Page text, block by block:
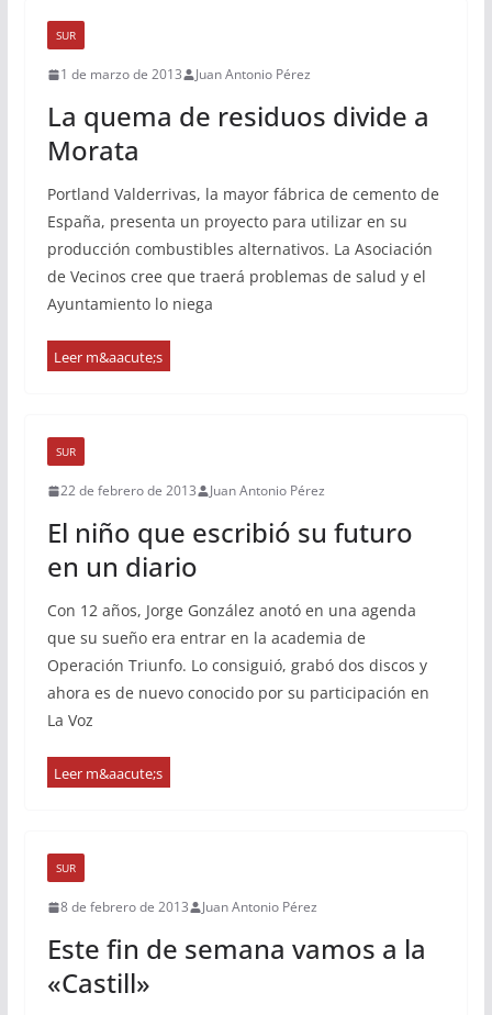
SUR
1 de marzo de 2013 Juan Antonio Pérez
La quema de residuos divide a
Morata
Portland Valderrivas, la mayor fábrica de cemento de
España, presenta un proyecto para utilizar en su
producción combustibles alternativos. La Asociación
de Vecinos cree que traerá problemas de salud y el
Ayuntamiento lo niega
SUR
22 de febrero de 2013 Juan Antonio Pérez
El niño que escribió su futuro
en un diario
Con 12 años, Jorge González anotó en una agenda
que su sueño era entrar en la academia de
Operación Triunfo. Lo consiguió, grabó dos discos y
ahora es de nuevo conocido por su participación en
La Voz
SUR
8 de febrero de 2013 Juan Antonio Pérez
Este fin de semana vamos a la
«Castill»